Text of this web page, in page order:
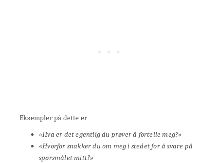
Eksempler på dette er
«Hva er det egentlig du prøver å fortelle meg?»
«Hvorfor snakker du om meg i stedet for å svare på
spørsmålet mitt?»